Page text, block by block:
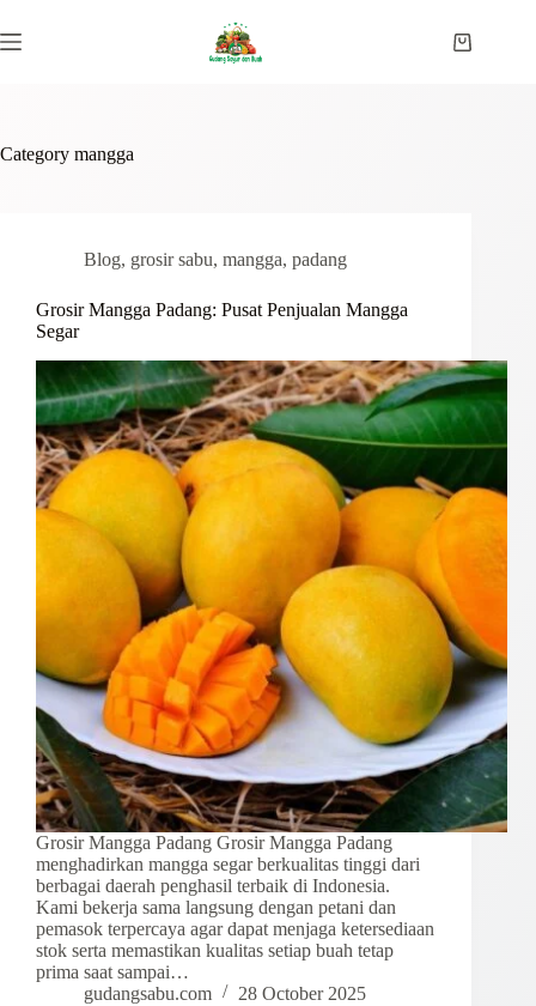
to
content
Shopping
Category mangga
Blog, grosir sabu, mangga, padang
Grosir Mangga Padang: Pusat Penjualan Mangga
Segar
Grosir Mangga Padang Grosir Mangga Padang
menghadirkan mangga segar berkualitas tinggi dari
berbagai daerah penghasil terbaik di Indonesia.
Kami bekerja sama langsung dengan petani dan
pemasok terpercaya agar dapat menjaga ketersediaan
stok serta memastikan kualitas setiap buah tetap
prima saat sampai…
gudangsabu.com
28 October 2025